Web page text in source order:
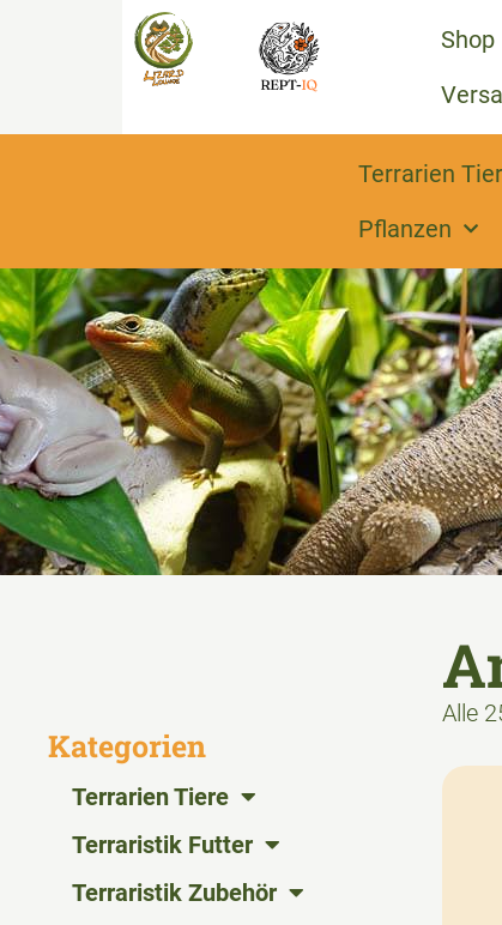
Shop
Terrarien
Pflanzen
Kategorien
Terrarien Tiere
Terraristik Futter
Terraristik Zubehör
Alle